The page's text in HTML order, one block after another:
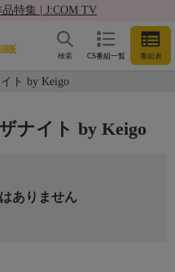
特集 | J:COM TV
CS番組一覧 番組表
検索
ト by Keigo
ナイト by Keigo
ありません